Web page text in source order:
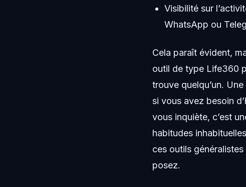
Visibilité sur
WhatsApp ou
Cela paraît évident,
outil de type Life360
trouve quelqu’un.
si vous avez besoin
vous inquiète, c’est
habitudes
ces outils
posez.